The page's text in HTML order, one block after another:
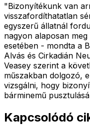
"Bizonyítékunk van
visszafordíthatatlan
egyszerű állatnál
nagyon alaposan
esetében - mondta a
Alvás és Cirkadián
Veasey szerint a
műszakban dolgozó,
vizsgálni, hogy
bárminemű
Kapcsolódó